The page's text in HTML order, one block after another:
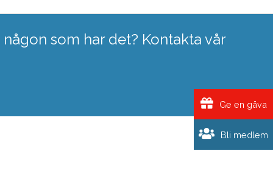
som har det? Kontakta vår
Bli medlem
Ge en gåva